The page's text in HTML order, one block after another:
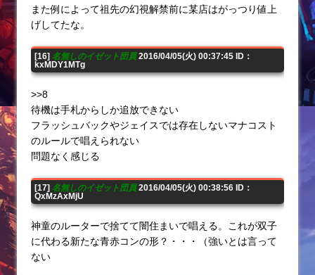
また例によって祖先の幻視解禁前に某店はがっつり値上
げしてたな。
[16] 名無しのイゼット団員2016/04/05(火) 00:37:45 ID：
kxMDY1MTg
>>8
待機は手札からしか追放できない
フラッシュバックやジェイスでは存在しないマナコスト
のルールで唱えられない
問題なく感じる
[17] 名無しのイゼット団員2016/04/05(火) 00:38:56 ID：
QxMzAxMjU
神童のルーターで捨てて闇住まいで唱える。これが双子
に代わる新たな青赤コンの形？・・・（強いとは言って
ない